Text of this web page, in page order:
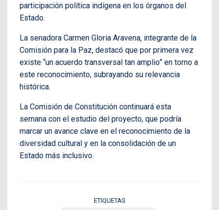
participación política indígena en los órganos del
Estado.
La senadora Carmen Gloria Aravena, integrante de la
Comisión para la Paz, destacó que por primera vez
existe “un acuerdo transversal tan amplio” en torno a
este reconocimiento, subrayando su relevancia
histórica.
La Comisión de Constitución continuará esta
semana con el estudio del proyecto, que podría
marcar un avance clave en el reconocimiento de la
diversidad cultural y en la consolidación de un
Estado más inclusivo.
ETIQUETAS